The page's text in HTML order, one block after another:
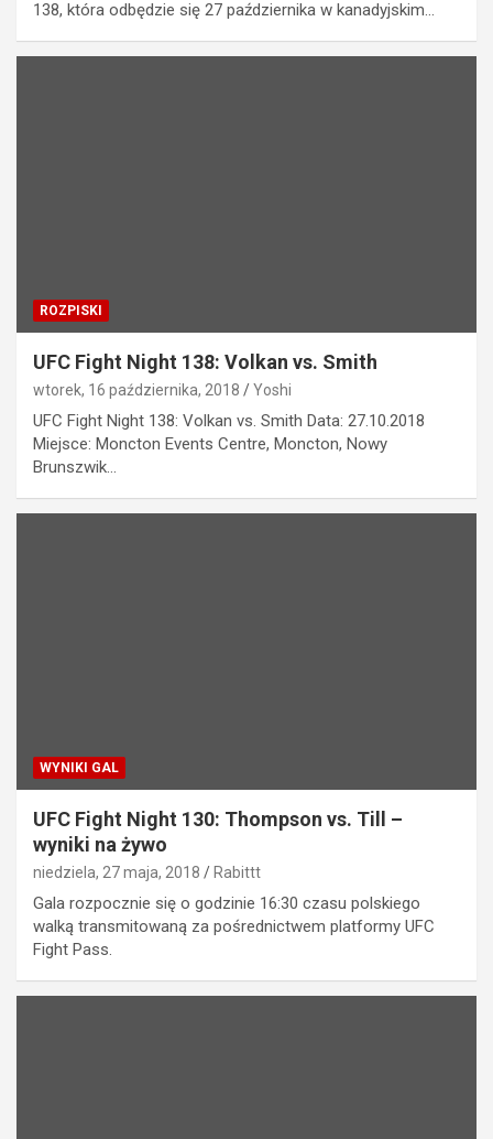
138, która odbędzie się 27 października w kanadyjskim…
ROZPISKI
UFC Fight Night 138: Volkan vs. Smith
wtorek, 16 października, 2018 Yoshi
UFC Fight Night 138: Volkan vs. Smith Data: 27.10.2018
Miejsce: Moncton Events Centre, Moncton, Nowy
Brunszwik…
WYNIKI GAL
UFC Fight Night 130: Thompson vs. Till –
wyniki na żywo
niedziela, 27 maja, 2018 Rabittt
Gala rozpocznie się o godzinie 16:30 czasu polskiego
walką transmitowaną za pośrednictwem platformy UFC
Fight Pass.